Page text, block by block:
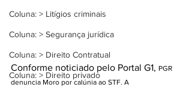
Coluna: > Litígios criminais
Coluna: > Segurança jurídica
Coluna: > Direito Contratual
Coluna: > Direito privado
Conforme noticiado pelo Portal G1, PGR
denuncia Moro por calúnia ao STF. A